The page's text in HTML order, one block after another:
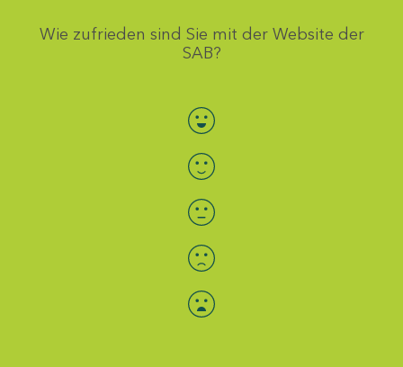
Wie zufrieden sind Sie mit der Website der
SAB?
Bewertung auswählen